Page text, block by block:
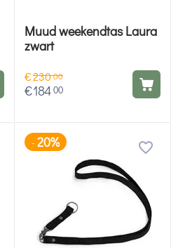
Muud weekendtas Laura
zwart
€23000
€18400
-20%